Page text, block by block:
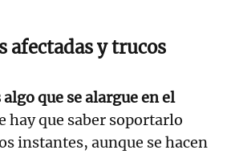
afectadas y trucos
algo que se alargue en el
hay que saber soportarlo
instantes, aunque se hacen